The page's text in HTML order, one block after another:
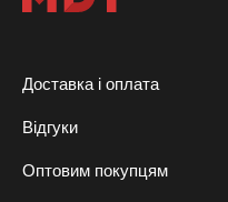
Доставка і оплата
Відгуки
Оптовим покупцям